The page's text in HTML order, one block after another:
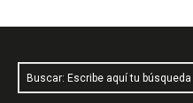
Buscar: Escribe aquí tu búsqueda